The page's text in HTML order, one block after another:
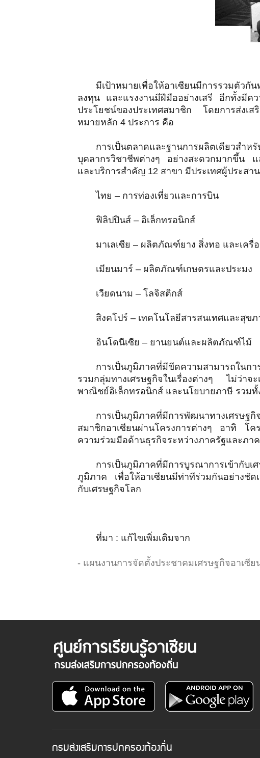
มีเป้าหมายเพื่อให้อาเซียนมีการรวมตัว
ลงทุน และแรงงานมีฝีมืออย่างเสรี อีกทั้งมีค
ประโยชน์ของประเทศสมาชิก โดยการส่งเส
หมายหลัก 4 ประการ คือ
การเป็นตลาดและฐานการผลิตเดียวสำ
บุคลากรวิชาชีพต่างๆ อย่างสะดวกมากขึ้น แ
และบริการสำคัญ 12 สาขา มีประเทศผู้ประสา
ไทย – การท่องเที่ยวและการบิน
ฟิลิปปินส์ – อิเล็กทรอนิกส์
มาเลเซีย – ผลิตภัณฑ์ยาง สิ่งทอ และเครื่
เมียนมาร์ – ผลิตภัณฑ์เกษตรและประมง
เวียดนาม – โลจิสติกส์
สิงคโปร์ – เทคโนโลยีสารสนเทศและสุขภ
อินโดนีเซีย – ยานยนต์และผลิตภัณฑ์ไม้
การเป็นภูมิภาคที่มีขีดความสามารถในก
รวมกลุ่มทางเศรษฐกิจในเรื่องต่างๆ ไม่ว่
พาณิชย์อิเล็กทรอนิกส์ และนโยบายภาษี รวม
การเป็นภูมิภาคที่มีการพัฒนาทางเศรษฐกิ
สมาชิกอาเซียนผ่านโครงการต่างๆ อาทิ โคร
ความร่วมมือด้านธุรกิจระหว่างภาครัฐและภา
การเป็นภูมิภาคที่มีการบูรณาการเข้ากับ
ภูมิภาค เพื่อให้อาเซียนมีท่าทีร่วมกันอย่างชัด
กับเศรษฐกิจโลก
ที่มา : แก้ไขเพิ่มเติมจาก
- แผนงานการจัดตั้งประชาคมเศรษฐกิจอาเซีย
กรมส่งเสริมการปกครองท้องถิ่น